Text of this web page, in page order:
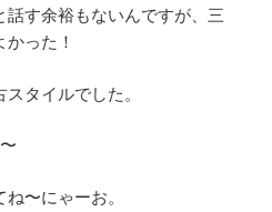
す余裕もないんですが、三
った！
タイルでした。
〜にゃーお。